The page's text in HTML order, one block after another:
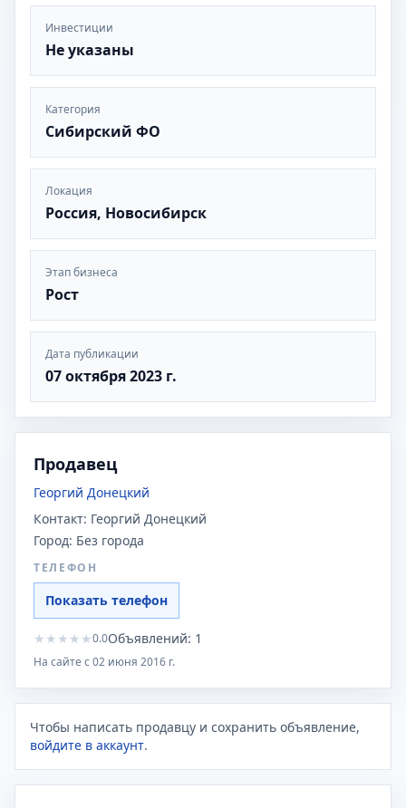
Инвестиции
Не указаны
Категория
Сибирский ФО
Локация
Россия, Новосибирск
Этап бизнеса
Рост
Дата публикации
07 октября 2023 г.
Продавец
Георгий Донецкий
Контакт: Георгий Донецкий
Город: Без города
ТЕЛЕФОН
Показать телефон
★ ★ ★ ★ ★0.0Объявлений: 1
На сайте с02 июня 2016 г.
Чтобы написать продавцу и сохранить объявление,
войдите в аккаунт.